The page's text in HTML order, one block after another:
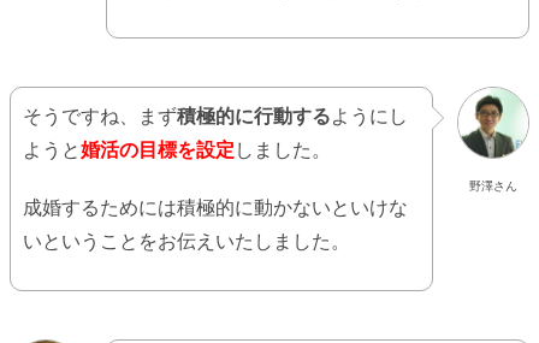
野澤さん
そうですね、まず積極的に行動するようにし
ようと婚活の目標を設定 しました。
成婚するためには積極的に動かないといけな
いということをお伝えいたしました。